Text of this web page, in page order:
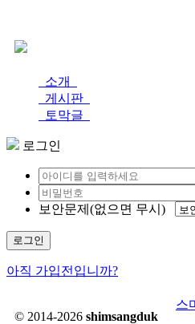
소개
게시판
토막글
로그인
보안문제(없으면 무시)
로그인
아직 가입전입니까?
© 2014-2026 shimsangduk
스